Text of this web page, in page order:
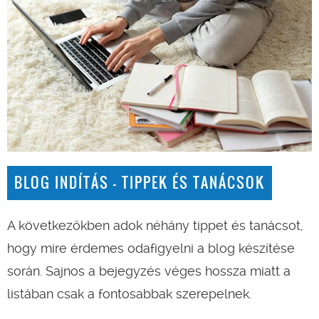
BLOG INDÍTÁS - TIPPEK ÉS TANÁCSOK
A következőkben adok néhány tippet és tanácsot,
hogy mire érdemes odafigyelni a blog készítése
során. Sajnos a bejegyzés véges hossza miatt a
listában csak a fontosabbak szerepelnek.